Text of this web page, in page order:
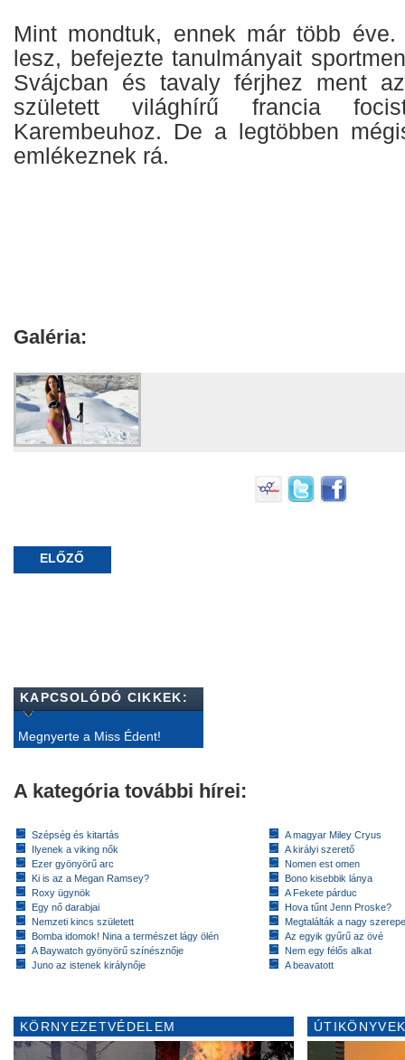
Mint mondtuk, ennek már több
lesz, befejezte tanulmányait
Svájcban és tavaly férjhez ment
született világhírű francia
Karembeuhoz. De a legtöbben
emlékeznek rá.
Galéria:
ELŐZŐ
KAPCSOLÓDÓ CIKKEK:
Megnyerte a Miss Édent!
A kategória további hírei:
Szépség és kitartás
Ilyenek a viking nők
Ezer gyönyörű arc
Ki is az a Megan Ramsey?
Roxy ügynök
Egy nő darabjai
Nemzeti kincs született
Bomba idomok! Nina a természet lágy ölén
A Baywatch gyönyörű színésznője
Juno az istenek királynője
A magyar Miley Cryus
A királyi szerető
Nomen est omen
Bono kisebbik lánya
A Fekete párduc
Hova tűnt Jenn Proske?
Megtalálták a nagy
Az egyik gyűrű az övé
Nem egy félős alkat
A beavatott
KÖRNYEZETVÉDELEM